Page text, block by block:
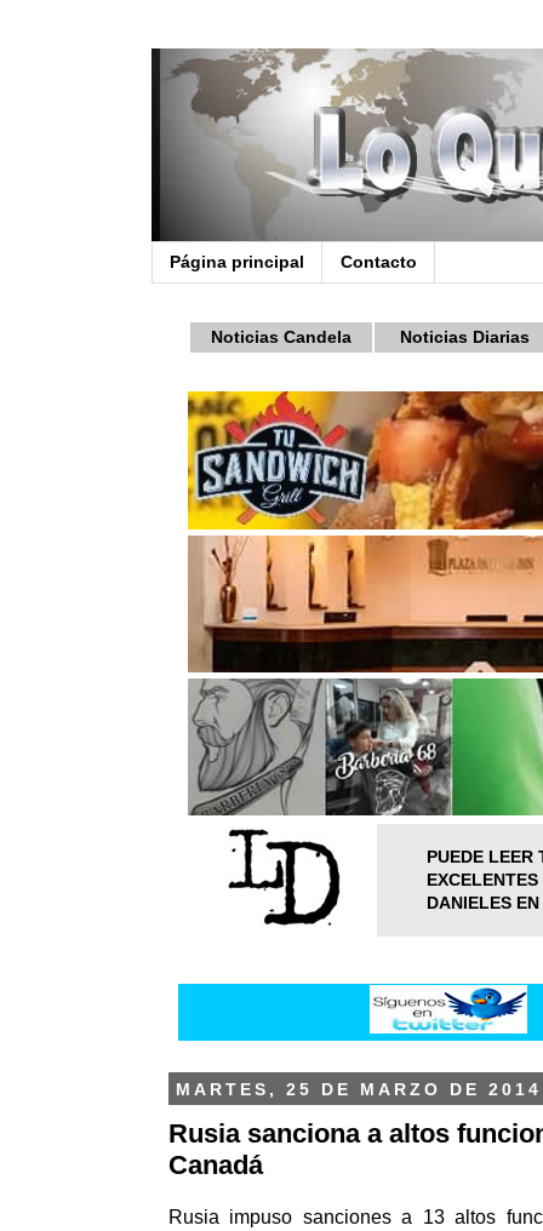
Página principal Contacto
Noticias Candela Noticias Diarias
PUEDE LEER
DANIELES
MARTES, 25 DE MARZO DE 2014
Rusia sanciona a altos
Canadá
Rusia impuso sanciones a 13 altos